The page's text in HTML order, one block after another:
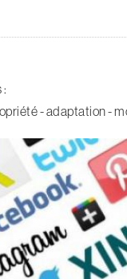
- adaptation -